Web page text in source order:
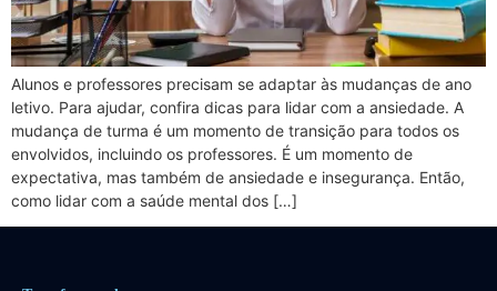
Alunos e professores precisam se adaptar às mudanças de ano
letivo. Para ajudar, confira dicas para lidar com a ansiedade. A
mudança de turma é um momento de transição para todos os
envolvidos, incluindo os professores. É um momento de
expectativa, mas também de ansiedade e insegurança. Então,
como lidar com a saúde mental dos […]